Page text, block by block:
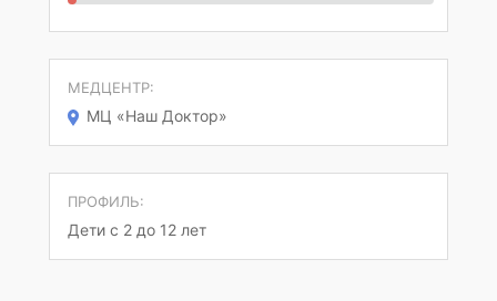
МЕДЦЕНТР:
МЦ «Наш Доктор»
ПРОФИЛЬ:
Дети с 2 до 12 лет